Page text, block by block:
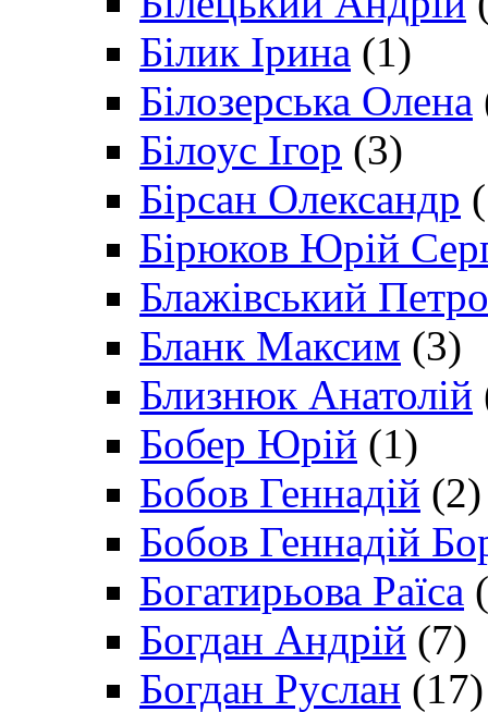
Білик Ірина (1)
Білозерська Олена
Білоус Ігор (3)
Бірсан Олександр
Бірюков Юрій
Блажівський Петро
Бланк Максим (3)
Близнюк Анатолій
Бобер Юрій (1)
Бобов Геннадій (2)
Бобов Геннадій
Богатирьова Раїса
Богдан Андрій (7)
Богдан Руслан (17)